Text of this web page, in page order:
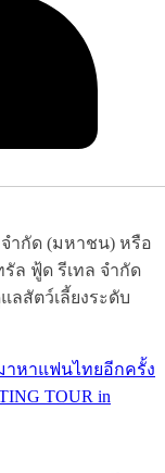
ำกัด (มหาชน) หรือ
ล ฟู้ด รีเทล จำกัด
ลสัตว์เลี้ยงระดับ